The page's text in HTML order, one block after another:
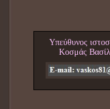
Υπεύθυνος
Κοσμάς